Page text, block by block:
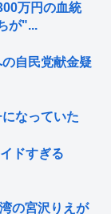
万円の血統
が"...
自民党献金疑
なっていた
ドすぎる
の宮沢りえが